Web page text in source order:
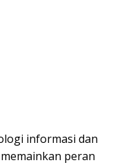
informasi dan
peran